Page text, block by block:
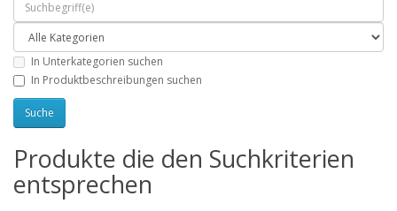
In Unterkategorien suchen
In Produktbeschreibungen suchen
Produkte die den Suchkriterien
entsprechen